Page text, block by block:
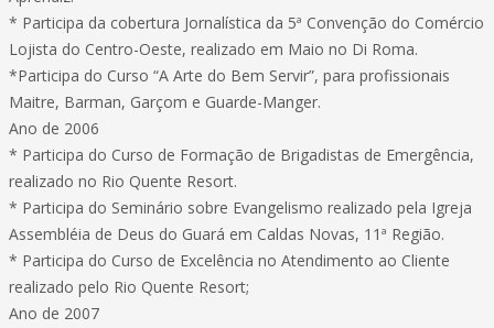
* Participa da cobertura Jornalística da 5ª Convenção do Comércio
Lojista do Centro-Oeste, realizado em Maio no Di Roma.
*Participa do Curso “A Arte do Bem Servir”, para profissionais
Maitre, Barman, Garçom e Guarde-Manger.
Ano de 2006
* Participa do Curso de Formação de Brigadistas de Emergência,
realizado no Rio Quente Resort.
* Participa do Seminário sobre Evangelismo realizado pela Igreja
Assembléia de Deus do Guará em Caldas Novas, 11ª Região.
* Participa do Curso de Excelência no Atendimento ao Cliente
realizado pelo Rio Quente Resort;
Ano de 2007